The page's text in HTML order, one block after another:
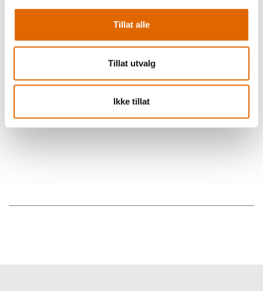
Tillat alle
Tillat utvalg
Ikke tillat
Huskystar 224
bl.a.:B37